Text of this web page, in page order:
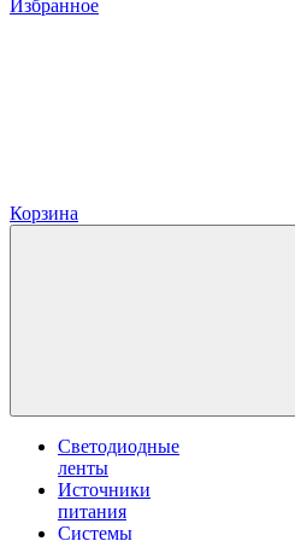
Избранное
Корзина
Светодиодные
ленты
Источники
питания
Системы